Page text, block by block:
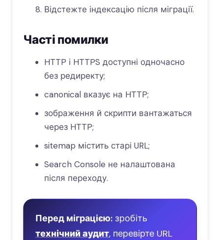
Відстежте індексацію після міграції.
Часті помилки
HTTP і HTTPS доступні одночасно
без редиректу;
canonical вказує на HTTP;
зображення й скрипти вантажаться
через HTTP;
sitemap містить старі URL;
Search Console не налаштована
після переходу.
Перед міграцією: зробіть
технічний аудит, перевірте URL